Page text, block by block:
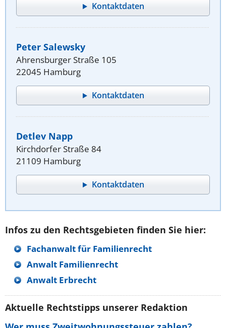
Kontaktdaten
Peter Salewsky
Ahrensburger Straße 105
22045 Hamburg
Kontaktdaten
Detlev Napp
Kirchdorfer Straße 84
21109 Hamburg
Kontaktdaten
Infos zu den Rechtsgebieten finden Sie hier:
Fachanwalt für Familienrecht
Anwalt Familienrecht
Anwalt Erbrecht
Aktuelle Rechtstipps unserer Redaktion